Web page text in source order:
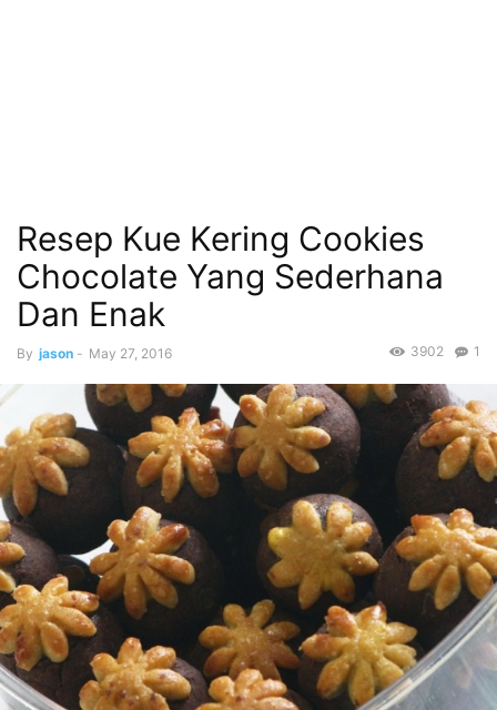
Resep Kue Kering Cookies
Chocolate Yang Sederhana
Dan Enak
By jason - May 27, 2016 1
3902